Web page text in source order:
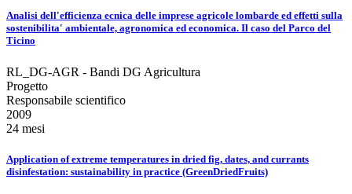
Analisi dell'efficienza ecnica delle imprese agricole lombarde ed effetti sulla
sostenibilita' ambientale, agronomica ed economica. Il caso del Parco del
Ticino
RL_DG-AGR - Bandi DG Agricultura
Progetto
Responsabile scientifico
2009
24 mesi
Application of extreme temperatures in dried fig, dates, and currants
disinfestation: sustainability in practice (GreenDriedFruits)